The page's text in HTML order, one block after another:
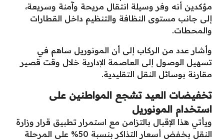
مؤكدين أنه وفر وسيلة انتقال مريحة وآمنة وسريعة،
إلى جانب مستوى النظافة والتنظيم داخل القطارات
والمحطات.
وأشار عدد من الركاب إلى أن المونوريل ساهم في
تسهيل الوصول إلى العاصمة الإدارية خلال وقت قصير
مقارنة بوسائل النقل التقليدية.
تخفيضات العيد تشجع المواطنين على
استخدام المونوريل
ويأتي هذا الإقبال بالتزامن مع استمرار تطبيق قرار وزارة
النقل بخفض أسعار التذاكر بنسبة 50% على المرحلة